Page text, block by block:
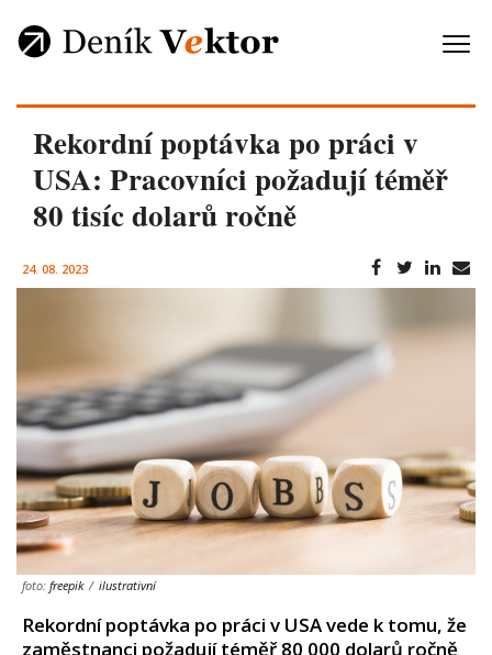
Rekordní poptávka po práci v
USA: Pracovníci požadují téměř
80 tisíc dolarů ročně
24. 08. 2023
foto: freepik / ilustrativní
Rekordní poptávka po práci v USA vede k tomu, že
zaměstnanci požadují téměř 80 000 dolarů ročně